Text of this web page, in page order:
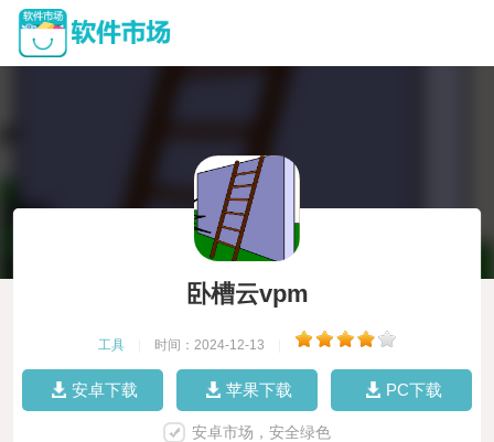
卧槽云vpm
工具 时间：2024-12-13
安卓下载 苹果下载 PC下载
安卓市场，安全绿色